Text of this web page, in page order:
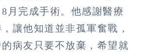
月完成手術。他感謝醫療
讓他知道並非孤軍奮戰，
病友只要不放棄，希望就